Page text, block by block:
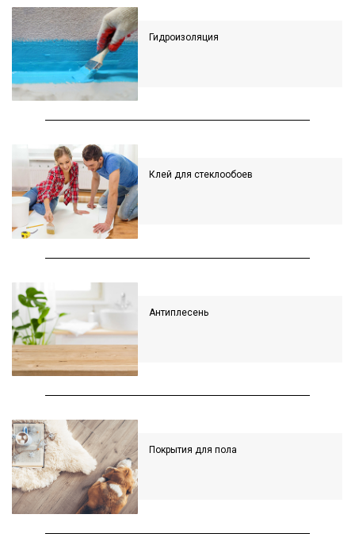
Гидроизоляция
Клей для стеклообоев
Антиплесень
Покрытия для пола